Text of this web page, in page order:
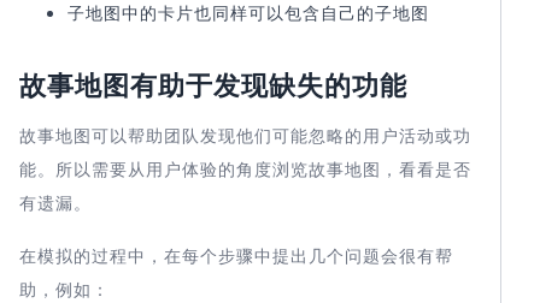
子地图中的卡片也同样可以包含自己的子地图
故事地图有助于发现缺失的功能
故事地图可以帮助团队发现他们可能忽略的用户活动或功
能。所以需要从用户体验的角度浏览故事地图，看看是否
有遗漏。
在模拟的过程中，在每个步骤中提出几个问题会很有帮
助，例如：